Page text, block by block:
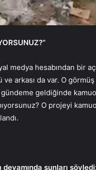
hesabından bir
arkası da var. O
gündeme geldiğinde
O projeyi
devamında şunları